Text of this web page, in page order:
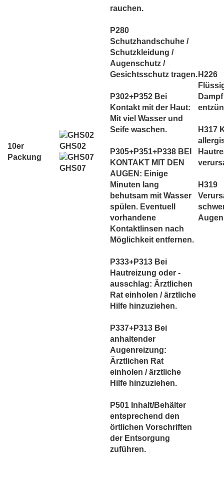
10er
Packung
GHS02
GHS07
rauchen.
P280
Schutzhandschuhe /
Schutzkleidung /
Augenschutz /
Gesichtsschutz tragen.
P302+P352 Bei
Kontakt mit der Haut:
Mit viel Wasser und
Seife waschen.
P305+P351+P338 BEI
KONTAKT MIT DEN
AUGEN: Einige
Minuten lang
behutsam mit Wasser
spülen. Eventuell
vorhandene
Kontaktlinsen nach
Möglichkeit entfernen.
P333+P313 Bei
Hautreizung oder -
ausschlag: Ärztlichen
Rat einholen / ärztliche
Hilfe hinzuziehen.
P337+P313 Bei
anhaltender
Augenreizung:
Ärztlichen Rat
einholen / ärztliche
Hilfe hinzuziehen.
P501 Inhalt/Behälter
entsprechend den
örtlichen Vorschriften
der Entsorgung
zuführen.
H226
Dampf
H317
H319